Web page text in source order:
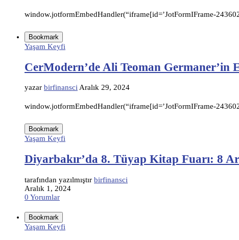
window.jotformEmbedHandler(“iframe[id=’JotFormIFrame-
Bookmark
Yaşam Keyfi
CerModern’de Ali Teoman Germaner’in
yazar birfinansciAralık 29, 2024
window.jotformEmbedHandler(“iframe[id=’JotFormIFrame-
Bookmark
Yaşam Keyfi
Diyarbakır’da 8. Tüyap Kitap Fuarı: 8
tarafından yazılmıştır birfinansci
Aralık 1, 2024
0 Yorumlar
Bookmark
Yaşam Keyfi